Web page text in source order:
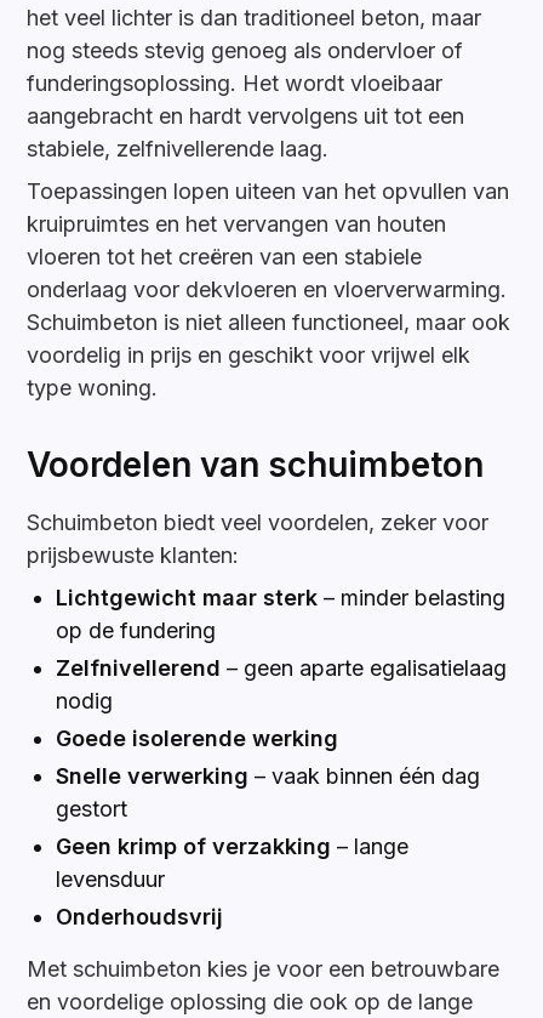
het veel lichter is dan traditioneel beton, maar
nog steeds stevig genoeg als ondervloer of
funderingsoplossing. Het wordt vloeibaar
aangebracht en hardt vervolgens uit tot een
stabiele, zelfnivellerende laag.
Toepassingen lopen uiteen van het opvullen van
kruipruimtes en het vervangen van houten
vloeren tot het creëren van een stabiele
onderlaag voor dekvloeren en vloerverwarming.
Schuimbeton is niet alleen functioneel, maar ook
voordelig in prijs en geschikt voor vrijwel elk
type woning.
Voordelen van schuimbeton
Schuimbeton biedt veel voordelen, zeker voor
prijsbewuste klanten:
Lichtgewicht maar sterk – minder belasting
op de fundering
Zelfnivellerend – geen aparte egalisatielaag
nodig
Goede isolerende werking
Snelle verwerking – vaak binnen één dag
gestort
Geen krimp of verzakking – lange
levensduur
Onderhoudsvrij
Met schuimbeton kies je voor een betrouwbare
en voordelige oplossing die ook op de lange